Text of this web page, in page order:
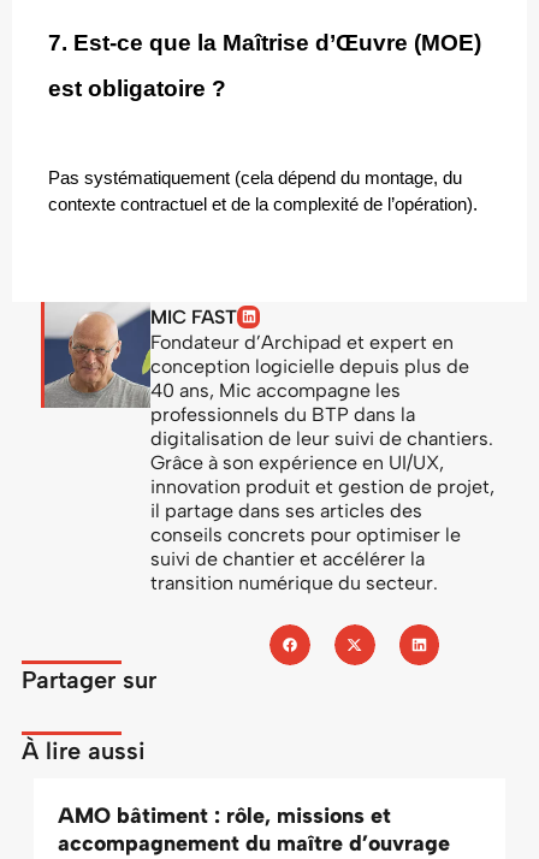
7. Est-ce que la Maîtrise d’Œuvre (MOE)
est obligatoire ?
Pas systématiquement (cela dépend du montage, du
contexte contractuel et de la complexité de l’opération).
MIC FAST
Fondateur d’Archipad et expert en
conception logicielle depuis plus de
40 ans, Mic accompagne les
professionnels du BTP dans la
digitalisation de leur suivi de chantiers.
Grâce à son expérience en UI/UX,
innovation produit et gestion de projet,
il partage dans ses articles des
conseils concrets pour optimiser le
suivi de chantier et accélérer la
transition numérique du secteur.
Partager sur
À lire aussi
AMO bâtiment : rôle, missions et
accompagnement du maître d’ouvrage